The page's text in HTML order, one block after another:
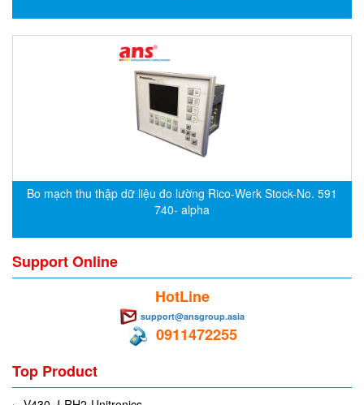
Delmhorst VietNam
DESAX
Diakont
Di-Soric
Bo mạch thu thập dữ liệu đo lường Rico-Werk Stock-No. 591
740- alpha
Support Online
HotLine
support@ansgroup.asia
0911472255
Top Product